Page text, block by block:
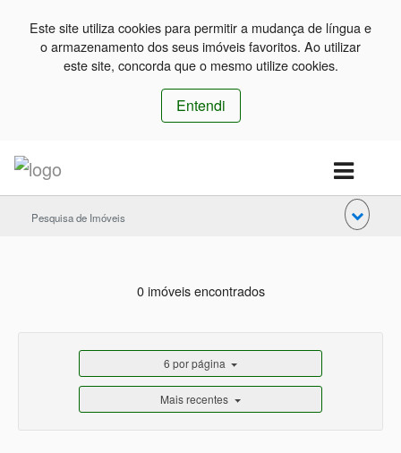
Este site utiliza cookies para permitir a mudança de língua e
o armazenamento dos seus imóveis favoritos. Ao utilizar
este site, concorda que o mesmo utilize cookies.
Entendi
Pesquisa de Imóveis
0 imóveis encontrados
6 por página
Mais recentes